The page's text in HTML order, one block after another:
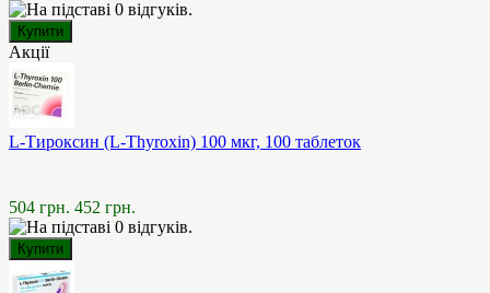
Акції
L-Тироксин (L-Thyroxin) 100 мкг, 100 таблеток
504 грн. 452 грн.